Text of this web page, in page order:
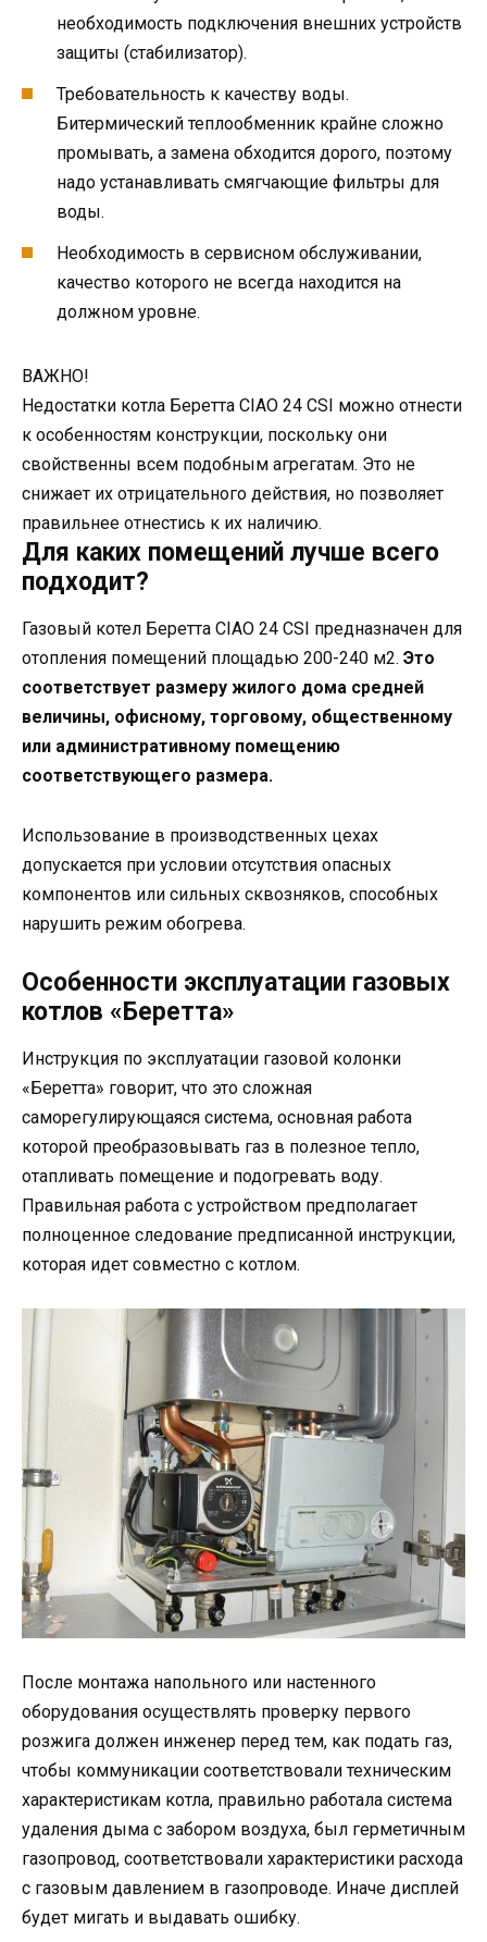
необходимость подключения внешних устройств
защиты (стабилизатор).
Требовательность к качеству воды.
Битермический теплообменник крайне сложно
промывать, а замена обходится дорого, поэтому
надо устанавливать смягчающие фильтры для
воды.
Необходимость в сервисном обслуживании,
качество которого не всегда находится на
должном уровне.
ВАЖНО!
Недостатки котла Беретта CIAO 24 CSI можно отнести
к особенностям конструкции, поскольку они
свойственны всем подобным агрегатам. Это не
снижает их отрицательного действия, но позволяет
правильнее отнестись к их наличию.
Для каких помещений лучше всего
подходит?
Газовый котел Беретта CIAO 24 CSI предназначен для
отопления помещений площадью 200-240 м2. Это
соответствует размеру жилого дома средней
величины, офисному, торговому, общественному
или административному помещению
соответствующего размера.
Использование в производственных цехах
допускается при условии отсутствия опасных
компонентов или сильных сквозняков, способных
нарушить режим обогрева.
Особенности эксплуатации газовых
котлов «Беретта»
Инструкция по эксплуатации газовой колонки
«Беретта» говорит, что это сложная
саморегулирующаяся система, основная работа
которой преобразовывать газ в полезное тепло,
отапливать помещение и подогревать воду.
Правильная работа с устройством предполагает
полноценное следование предписанной инструкции,
которая идет совместно с котлом.
После монтажа напольного или настенного
оборудования осуществлять проверку первого
розжига должен инженер перед тем, как подать газ,
чтобы коммуникации соответствовали техническим
характеристикам котла, правильно работала система
удаления дыма с забором воздуха, был герметичным
газопровод, соответствовали характеристики расхода
с газовым давлением в газопроводе. Иначе дисплей
будет мигать и выдавать ошибку.